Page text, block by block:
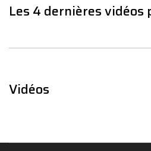
Les 4 dernières vidéos
Vidéos